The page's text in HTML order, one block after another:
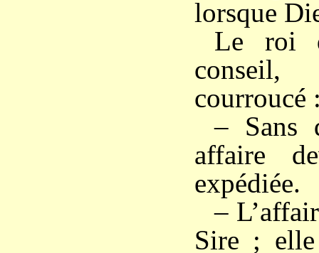
lorsque
Le roi
courroucé
– Sans
affaire
expédiée.
–
Sire ;